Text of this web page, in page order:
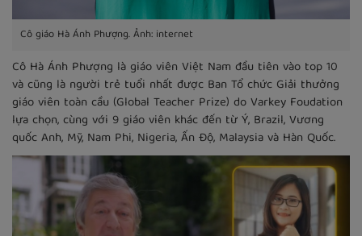
Cô giáo Hà Ánh Phượng. Ảnh: internet
Cô Hà Ánh Phượng là giáo viên Việt Nam đầu tiên vào top 10
và cũng là người trẻ tuổi nhất được Ban Tổ chức Giải thưởng
giáo viên toàn cầu (Global Teacher Prize) do Varkey Foudation
lựa chọn, cùng với 9 giáo viên khác đến từ Ý, Brazil, Vương
quốc Anh, Mỹ, Nam Phi, Nigeria, Ấn Độ, Malaysia và Hàn Quốc.